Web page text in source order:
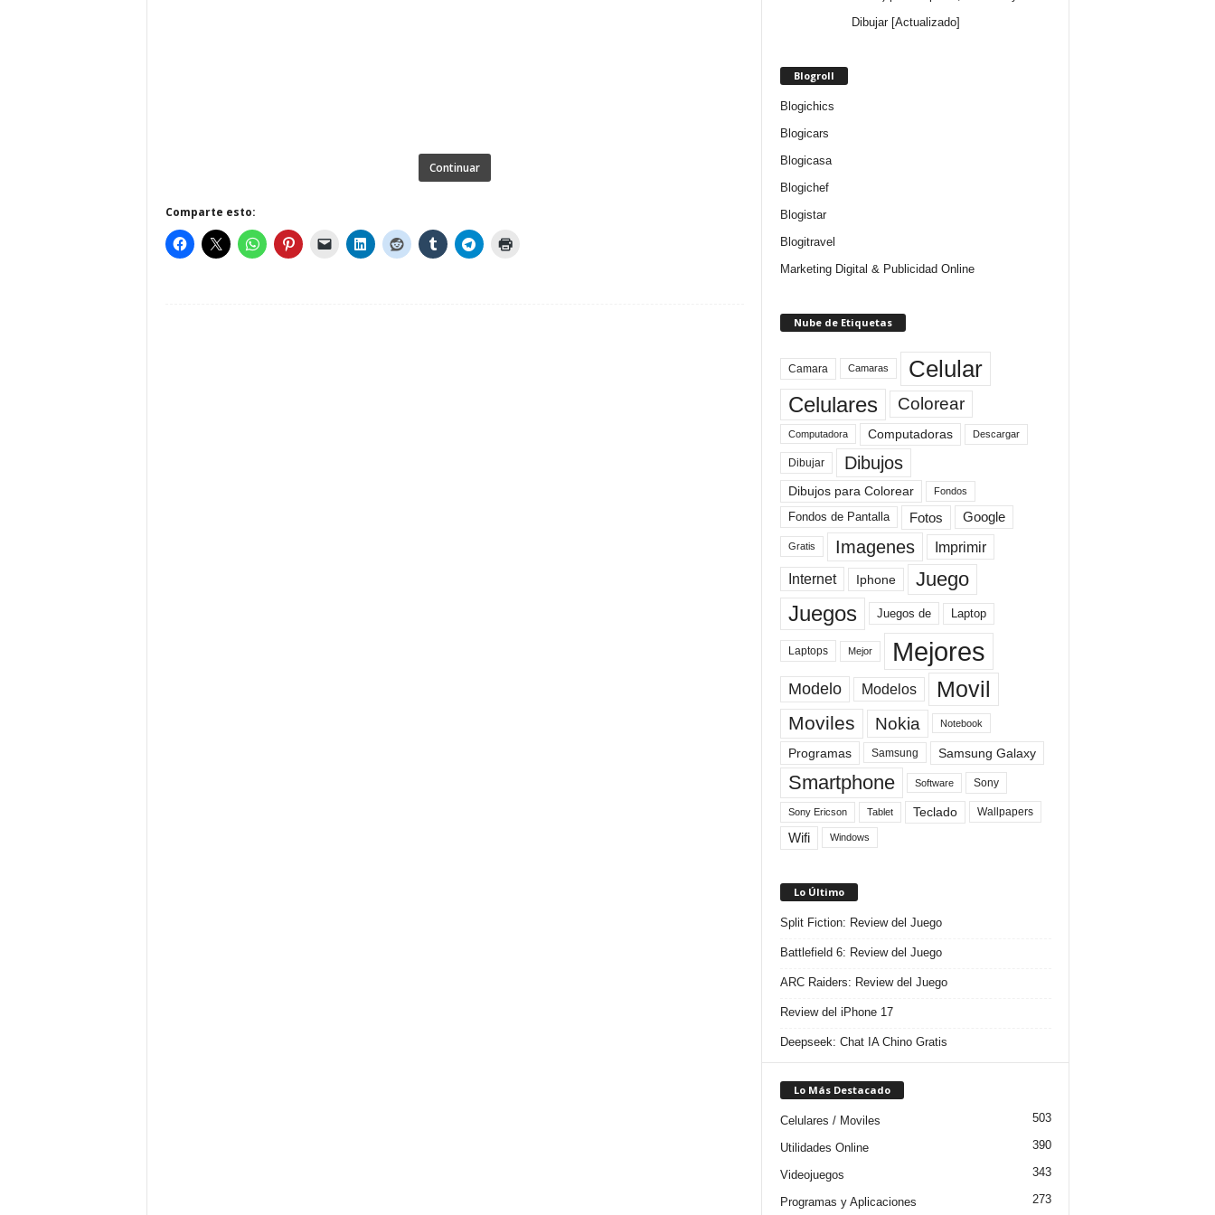
Continuar
Comparte esto:
Dibujar [Actualizado]
Blogroll
Blogichics
Blogicars
Blogicasa
Blogichef
Blogistar
Blogitravel
Marketing Digital & Publicidad Online
Nube de Etiquetas
Camara Camaras Celular
Celulares Colorear
Computadora Computadoras Descargar
Dibujar Dibujos
Dibujos para Colorear Fondos
Fondos de Pantalla Fotos Google
Gratis Imagenes Imprimir
Internet Iphone Juego
Juegos Juegos de Laptop
Laptops Mejor Mejores
Modelo Modelos Movil
Moviles Nokia Notebook
Programas Samsung Samsung Galaxy
Smartphone Software Sony
Sony Ericson Tablet Teclado Wallpapers
Wifi Windows
Lo Último
Split Fiction: Review del Juego
Battlefield 6: Review del Juego
ARC Raiders: Review del Juego
Review del iPhone 17
Deepseek: Chat IA Chino Gratis
Lo Más Destacado
Celulares / Moviles 503
Utilidades Online 390
Videojuegos 343
Programas y Aplicaciones 273